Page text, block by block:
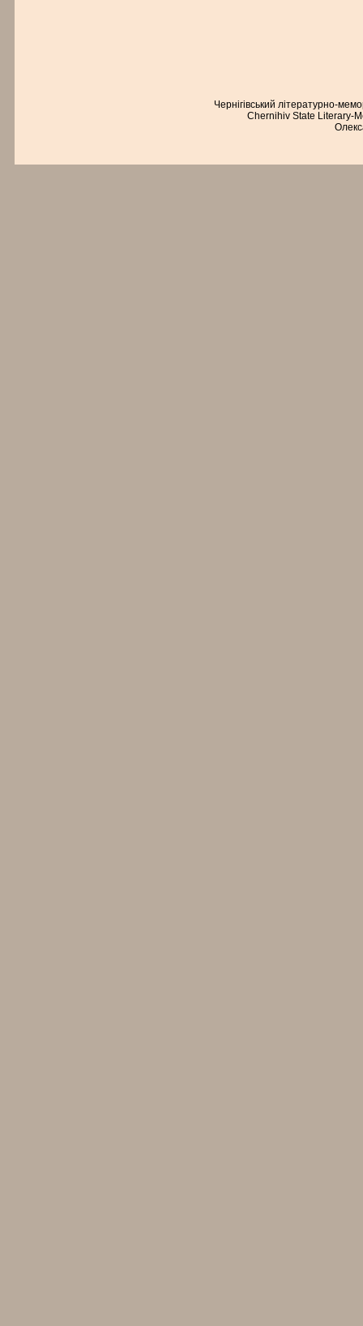
Чернігівський літературно-
Chernihiv State Literary-